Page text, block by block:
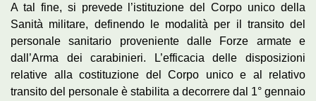
A tal fine, si prevede l’istituzione del Corpo unico della
Sanità militare, definendo le modalità per il transito del
personale sanitario proveniente dalle Forze armate e
dall’Arma dei carabinieri. L’efficacia delle disposizioni
relative alla costituzione del Corpo unico e al relativo
transito del personale è stabilita a decorrere dal 1° gennaio